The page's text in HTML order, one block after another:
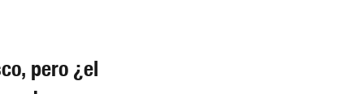
pero ¿el